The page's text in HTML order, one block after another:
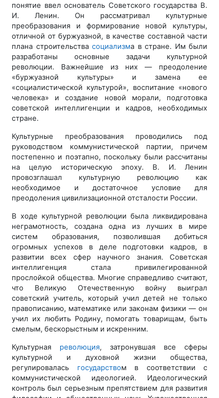
понятие ввел основатель Советского государства В.
И. Ленин. Он рассматривал культурные
преобразования и формирование новой культуры,
отличной от буржуазной, в качестве составной части
плана строительства социализма в стране. Им были
разработаны основные задачи культурной
революции. Важнейшие из них — преодоление
«буржуазной культуры» и замена ее
«социалистической культурой», воспитание «нового
человека» и создание новой морали, подготовка
советской интеллигенции и кадров, необходимых
стране.
Культурные преобразования проводились под
руководством коммунистической партии, причем
постепенно и поэтапно, поскольку были рассчитаны
на целую историческую эпоху. В. И. Ленин
провозглашал культурную революцию как
необходимое и достаточное условие для
преодоления цивилизационной отсталости России.
В ходе культурной революции была ликвидирована
неграмотность, создана одна из лучших в мире
систем образования, позволившая добиться
огромных успехов в деле подготовки кадров, в
развитии всех сфер научного знания. Советская
интеллигенция стала привилегированной
прослойкой общества. Многие справедливо считают,
что Великую Отечественную войну выиграл
советский учитель, который учил детей не только
правописанию, математике или законам физики — он
учил их любить Родину, помогать товарищам, быть
смелым, бескорыстным и искренним.
Культурная революция, затронувшая все сферы
культурной и духовной жизни общества,
регулировалась государством в соответствии с
коммунистической идеологией. Идеологический
контроль был серьезным препятствием для развития